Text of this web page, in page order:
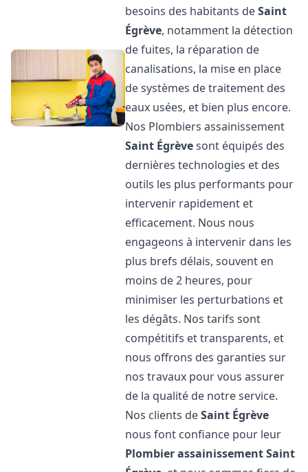
besoins des habitants deSaint
Égrève, notamment la détection
de fuites, la réparation de
canalisations, la mise en place
de systèmes de traitement des
eaux usées, et bien plus encore.
Nos Plombiers assainissement
Saint Égrèvesont équipés des
dernières technologies et des
outils les plus performants pour
intervenir rapidement et
efficacement. Nous nous
engageons à intervenir dans les
plus brefs délais, souvent en
moins de 2 heures, pour
minimiser les perturbations et
les dégâts. Nos tarifs sont
compétitifs et transparents, et
nous offrons des garanties sur
nos travaux pour vous assurer
de la qualité de notre service.
Nos clients deSaint Égrève
nous font confiance pour leur
Plombier assainissementSaint